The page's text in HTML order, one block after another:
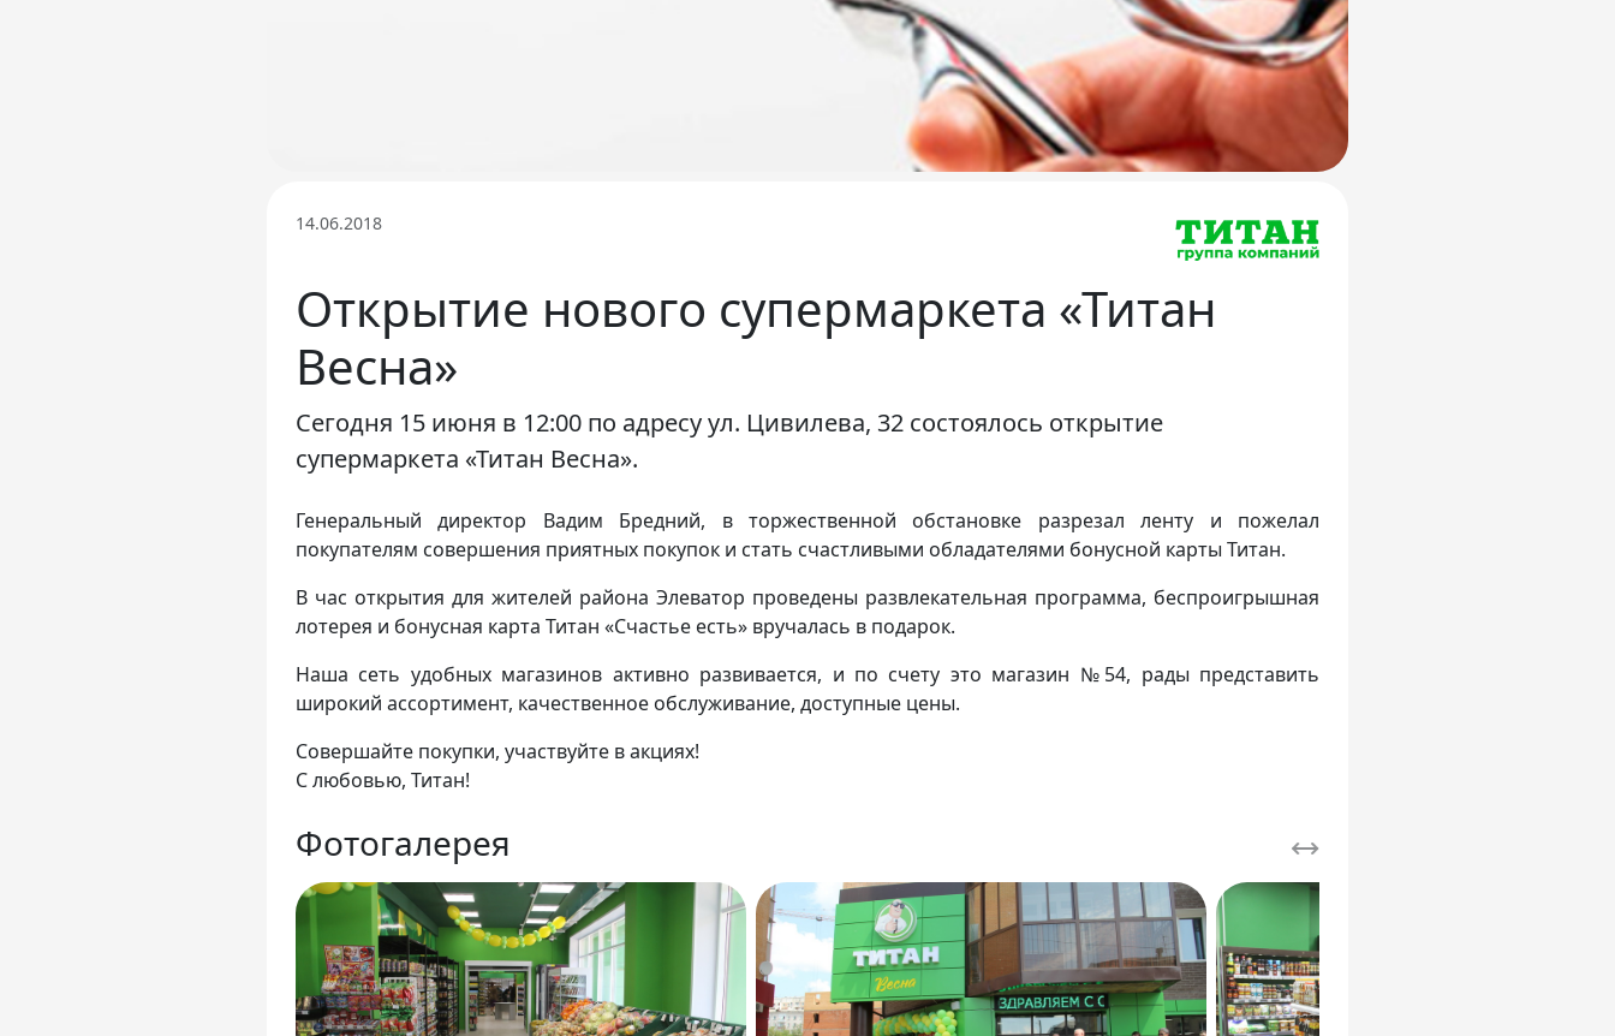
14.06.2018
Открытие нового супермаркета «Титан
Весна»
Сегодня 15 июня в 12:00 по адресу ул. Цивилева, 32 состоялось открытие
супермаркета «Титан Весна».
Генеральный директор Вадим Бредний, в торжественной обстановке разрезал ленту и пожелал
покупателям совершения приятных покупок и стать счастливыми обладателями бонусной карты Титан.
В час открытия для жителей района Элеватор проведены развлекательная программа, беспроигрышная
лотерея и бонусная карта Титан «Счастье есть» вручалась в подарок.
Наша сеть удобных магазинов активно развивается, и по счету это магазин №54, рады представить
широкий ассортимент, качественное обслуживание, доступные цены.
Совершайте покупки, участвуйте в акциях!
С любовью, Титан!
Фотогалерея